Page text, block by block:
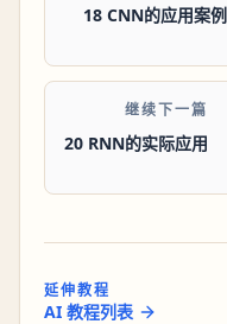
18 CNN的应用案例
继续下一篇
20 RNN的实际应用
延伸教程
AI 教程列表